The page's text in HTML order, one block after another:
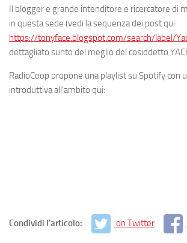
Il blogger e grande intenditore e ricercatore di
in questa sede (vedi la sequenza dei post qui:
https://tonyface.blogspot.com/search/label/
dettagliato sunto del meglio del cosiddetto
RadioCoop propone una playlist su Spotify con
introduttiva all’ambito qui:
Condividi l'articolo: on Twitter